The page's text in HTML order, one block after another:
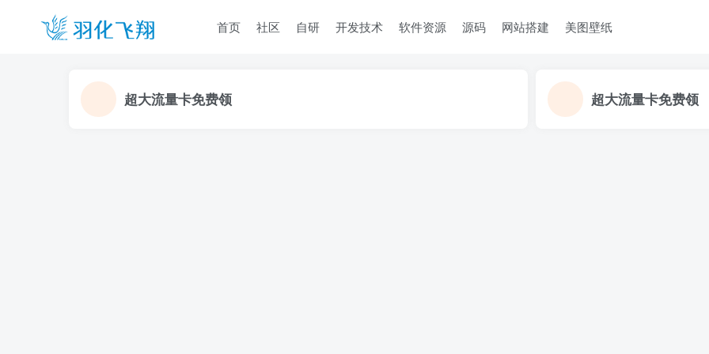
首页 社区 自研 开发技术 软件资源 源码 网站搭建 美图壁纸
超大流量卡免费领 超大流量卡免费领